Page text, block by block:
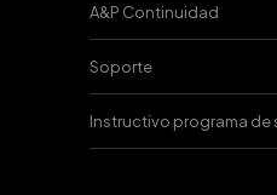
A&P Continuidad
Soporte
Instructivo programa